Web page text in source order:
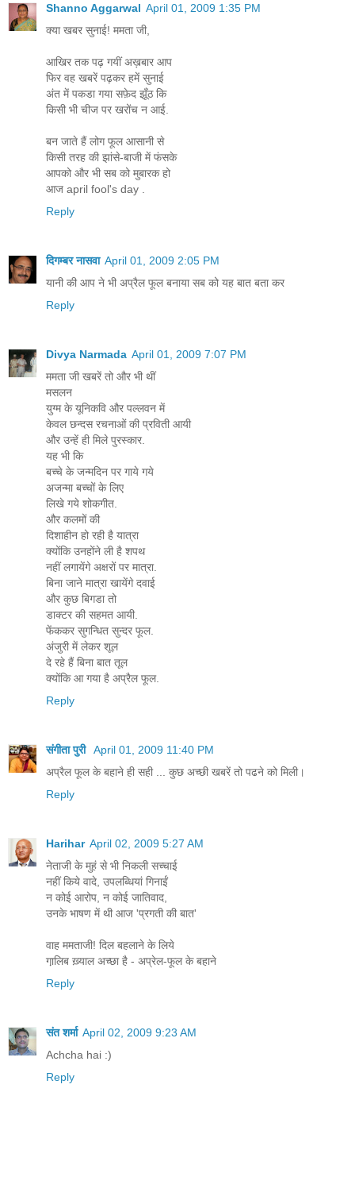
Shanno Aggarwal April 01, 2009 1:35 PM
क्या खबर सुनाई! ममता जी,
आखिर तक पढ़ गयीं अख़बार आप
फिर वह खबरें पढ़कर हमें सुनाई
अंत में पकडा गया सफ़ेद झूँठ कि
किसी भी चीज पर खरोंच न आई.
बन जाते हैं लोग फूल आसानी से
किसी तरह की झांसे-बाजी में फंसके
आपको और भी सब को मुबारक हो
आज april fool's day .
Reply
दिगम्बर नासवा April 01, 2009 2:05 PM
यानी की आप ने भी अप्रैल फूल बनाया सब को यह बात बता कर
Reply
Divya Narmada April 01, 2009 7:07 PM
ममता जी खबरें तो और भी थीं
मसलन
युग्म के यूनिकवि और पल्लवन में
केवल छन्दस रचनाओं की प्रविती आयी
और उन्हें ही मिले पुरस्कार.
यह भी कि
बच्चे के जन्मदिन पर गाये गये
अजन्मा बच्चों के लिए
लिखे गये शोकगीत.
और कलमों की
दिशाहीन हो रही है यात्रा
क्योंकि उनहोंने ली है शपथ
नहीं लगायेंगे अक्षरों पर मात्रा.
बिना जाने मात्रा खायेंगे दवाई
और कुछ बिगडा तो
डाक्टर की सहमत आयी.
फेंककर सुगन्धित सुन्दर फूल.
अंजुरी में लेकर शूल
दे रहे हैं बिना बात तूल
क्योंकि आ गया है अप्रैल फूल.
Reply
संगीता पुरी April 01, 2009 11:40 PM
अप्रैल फूल के बहाने ही सही ... कुछ अच्‍छी खबरें तो पढने को मिली।
Reply
Harihar April 02, 2009 5:27 AM
नेताजी के मुहं से भी निकली सच्चाई
नहीं किये वादे, उपलब्धियां गिनाईं
न कोई आरोप, न कोई जातिवाद,
उनके भाषण में थी आज 'प्रगती की बात'
वाह ममताजी! दिल बहलाने के लिये
गा़लिब ख़्याल अच्छा है - अप्रेल-फूल के बहाने
Reply
संत शर्मा April 02, 2009 9:23 AM
Achcha hai :)
Reply